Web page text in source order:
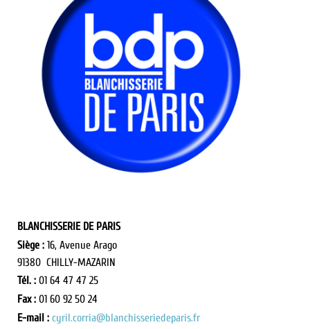
BLANCHISSERIE DE PARIS
Siège : 16, Avenue Arago
91380 CHILLY-MAZARIN
Tél. : 01 64 47 47 25
Fax : 01 60 92 50 24
E-mail : cyril.corria@blanchisseriedeparis.fr